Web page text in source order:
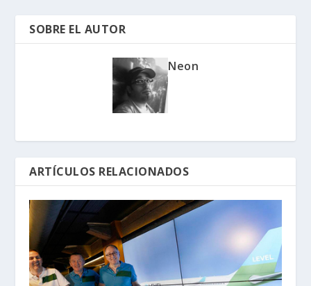
SOBRE EL AUTOR
Neon
ARTÍCULOS RELACIONADOS